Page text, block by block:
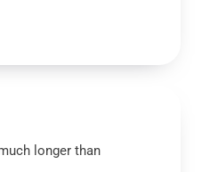
longer than